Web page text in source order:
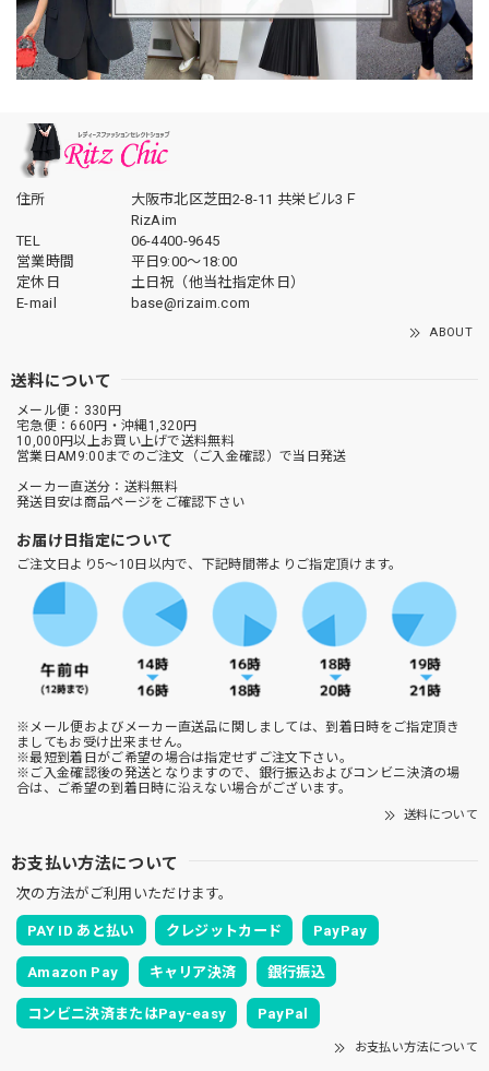
住所
大阪市北区芝田2-8-11 共栄ビル3Ｆ
RizAim
TEL
06-4400-9645
営業時間
平日9:00～18:00
定休日
土日祝（他当社指定休日）
E-mail
base@rizaim.com
ABOUT
送料について
メール便：330円
宅急便：660円・沖縄1,320円
10,000円以上お買い上げで送料無料
営業日AM9:00までのご注文（ご入金確認）で当日発送
メーカー直送分：送料無料
発送目安は商品ページをご確認下さい
お届け日指定について
ご注文日より5～10日以内で、下記時間帯よりご指定頂けます。
※メール便およびメーカー直送品に関しましては、到着日時をご指定頂き
ましてもお受け出来ません。
※最短到着日がご希望の場合は指定せずご注文下さい。
※ご入金確認後の発送となりますので、銀行振込およびコンビニ決済の場
合は、ご希望の到着日時に沿えない場合がございます。
送料について
お支払い方法について
次の方法がご利用いただけます。
PAY ID あと払い クレジットカード PayPay
Amazon Pay キャリア決済 銀行振込
コンビニ決済またはPay-easy PayPal
お支払い方法について